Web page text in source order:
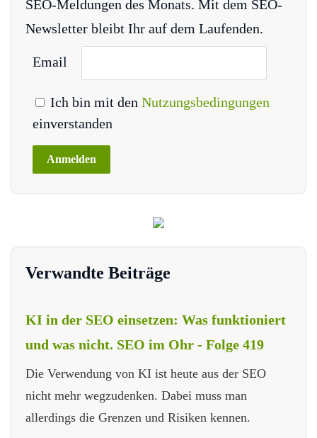
SEO-Meldungen des Monats. Mit dem SEO-
Newsletter bleibt Ihr auf dem Laufenden.
Email
Ich bin mit den Nutzungsbedingungen
einverstanden
Verwandte Beiträge
KI in der SEO einsetzen: Was funktioniert
und was nicht. SEO im Ohr - Folge 419
Die Verwendung von KI ist heute aus der SEO
nicht mehr wegzudenken. Dabei muss man
allerdings die Grenzen und Risiken kennen.